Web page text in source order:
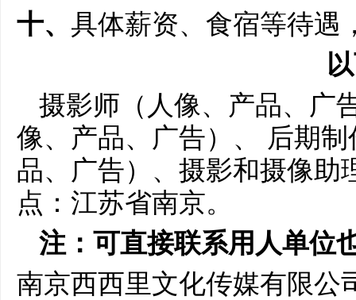
十、 具体薪资、食宿等待遇
摄影师（人像、产品、广
像、产品、广告）、 后期
品、广告）、摄影和摄像助
点：江苏省南京。
注：可直接联系用人单位
南京西西里文化传媒有限公